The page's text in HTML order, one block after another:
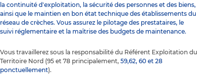
la continuité d'exploitation, la sécurité des personnes et des biens,
ainsi que le maintien en bon état technique des établissements du
réseau de crèches. Vous assurez le pilotage des prestataires, le
suivi réglementaire et la maîtrise des budgets de maintenance.
Vous travaillerez sous la responsabilité du Référent Exploitation du
Territoire Nord (95 et 78 principalement, 59,62, 60 et 28
ponctuellement).